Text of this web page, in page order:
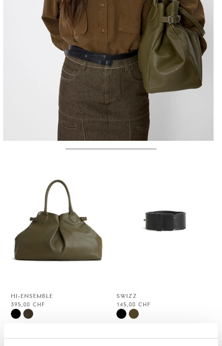
HI-ENSEMBLE
395,00 CHF
SWIZZ
145,00 CHF